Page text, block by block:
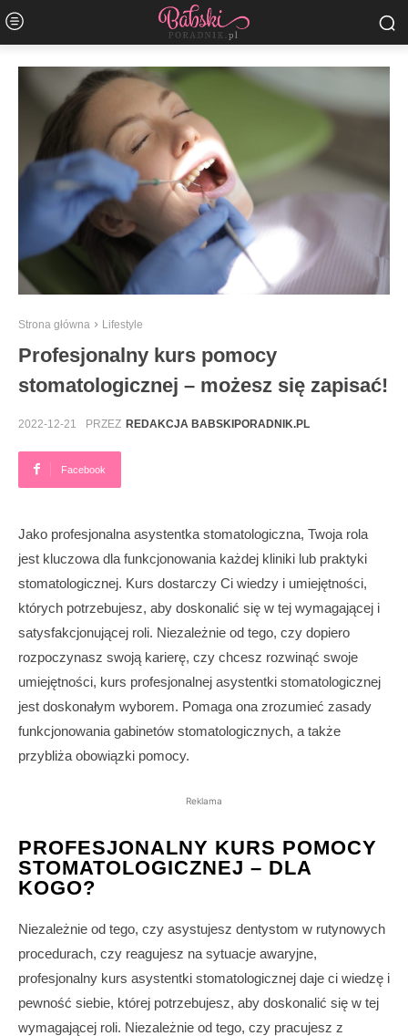
Strona główna Lifestyle
Profesjonalny kurs pomocy
stomatologicznej – możesz się zapisać!
2022-12-21 PRZEZ REDAKCJA BABSKIPORADNIK.PL
Facebook
Jako profesjonalna asystentka stomatologiczna, Twoja rola
jest kluczowa dla funkcjonowania każdej kliniki lub praktyki
stomatologicznej. Kurs dostarczy Ci wiedzy i umiejętności,
których potrzebujesz, aby doskonalić się w tej wymagającej i
satysfakcjonującej roli. Niezależnie od tego, czy dopiero
rozpoczynasz swoją karierę, czy chcesz rozwinąć swoje
umiejętności, kurs profesjonalnej asystentki stomatologicznej
jest doskonałym wyborem. Pomaga ona zrozumieć zasady
funkcjonowania gabinetów stomatologicznych, a także
przybliża obowiązki pomocy.
Reklama
PROFESJONALNY KURS POMOCY
STOMATOLOGICZNEJ – DLA
KOGO?
Niezależnie od tego, czy asystujesz dentystom w rutynowych
procedurach, czy reagujesz na sytuacje awaryjne,
profesjonalny kurs asystentki stomatologicznej daje ci wiedzę i
pewność siebie, której potrzebujesz, aby doskonalić się w tej
wymagającej roli. Niezależnie od tego, czy pracujesz z